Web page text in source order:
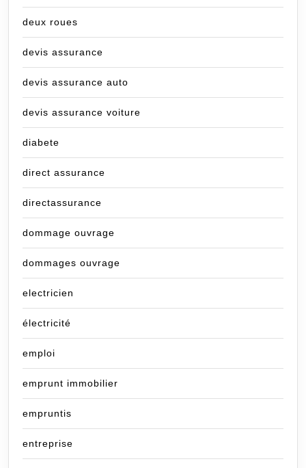
deux roues
devis assurance
devis assurance auto
devis assurance voiture
diabete
direct assurance
directassurance
dommage ouvrage
dommages ouvrage
electricien
électricité
emploi
emprunt immobilier
empruntis
entreprise